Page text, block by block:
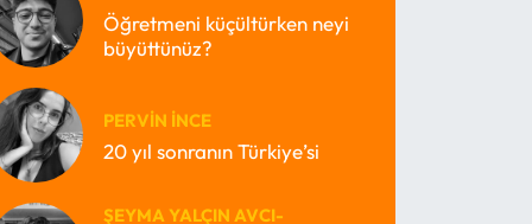
Öğretmeni küçültürken neyi
büyüttünüz?
PERVIN İNCE
20 yıl sonranın Türkiye’si
ŞEYMA YALÇIN AVCI-